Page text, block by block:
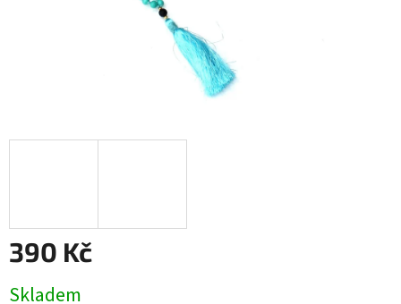
390 Kč
cena:
Skladem